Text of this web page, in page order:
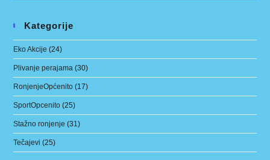
Kategorije
Eko Akcije (24)
Plivanje perajama (30)
RonjenjeOpćenito (17)
SportOpcenito (25)
Stažno ronjenje (31)
Tečajevi (25)